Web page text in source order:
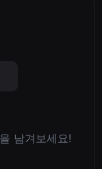
남겨보세요!